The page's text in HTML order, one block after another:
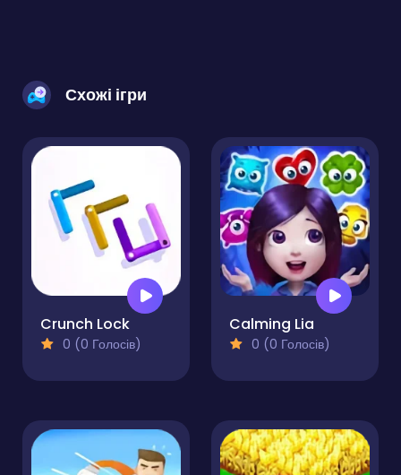
Схожі ігри
Crunch Lock
0 (0 Голосів)
Calming Lia
0 (0 Голосів)